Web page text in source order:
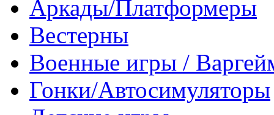
Аркады/Платформеры
Вестерны
Военные игры /
Гонки/Автосимуляторы